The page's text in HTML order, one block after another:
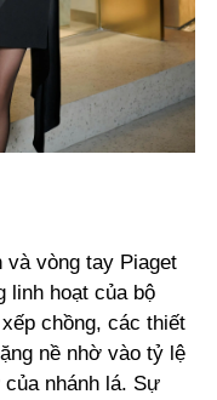
và vòng tay Piaget
linh hoạt của bộ
chồng, các thiết
nề nhờ vào tỷ lệ
nhánh lá. Sự